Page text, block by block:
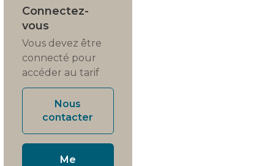
Connectez-
vous
Vous devez être
connecté pour
accéder au tarif
Nous
contacter
Me